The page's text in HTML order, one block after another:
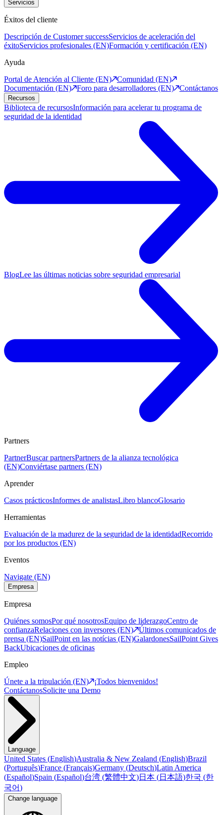
Servicios
Éxitos del cliente
Descripción de Customer successServicios de aceleración del
éxitoServicios profesionales (EN)Formación y certificación (EN)
Ayuda
Portal de Atención al Cliente (EN)
Comunidad (EN)
Documentación (EN)
Foro para desarrolladores (EN) Contáctanos
Recursos
Biblioteca de recursosInformación para acelerar tu programa de
seguridad de la identidad
BlogLee las últimas noticias sobre seguridad empresarial
Partners
PartnerBuscar partnersPartners de la alianza tecnológica
(EN)Conviértase partners (EN)
Aprender
Casos prácticosInformes de analistasLibro blancoGlosario
Herramientas
Evaluación de la madurez de la seguridad de la identidadRecorrido
por los productos (EN)
Eventos
Navigate (EN)
Empresa
Empresa
Quiénes somosPor qué nosotrosEquipo de liderazgoCentro de
confianzaRelaciones con inversores (EN)
Últimos comunicados de
prensa (EN)SailPoint en las notícias (EN)GalardonesSailPoint Gives
BackUbicaciones de oficinas
Empleo
Únete a la tripulación (EN)
¡Todos bienvenidos!
ContáctanosSolicite una Demo
Language
United States (English)Australia & New Zealand (English)Brazil
(Português)France (Français)Germany (Deutsch)Latin America
(Español)Spain (Español)台湾 (繁體中文)日本 (日本語)한국 (한
국어)
Change language